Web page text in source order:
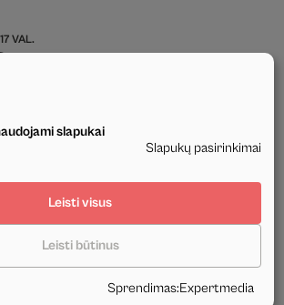
VAL.
turinys priklauso UAB Nagavita ir negali būti
slapukai
Slapukų pasirinkimai
Leisti būtinus
Leisti visus
Sprendimas:Expertmedia